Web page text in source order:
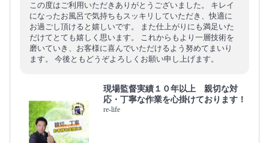
この度はご利用いただきありがとうございました。 キレイ
になったお風呂で気持ちもスッキリしていただき、快適に
お過ごし頂けると嬉しいです。 また仕上がりにも満足いた
だけてとても嬉しく思います。 これからもより一層技術を
磨いていき、お客様に喜んでいただけるよう努めてまいり
ます。 今後ともどうぞよろしくお願い申し上げます。
現場監督実績１０年以上 親切な対
応・丁寧な作業を心掛けております！
re-life